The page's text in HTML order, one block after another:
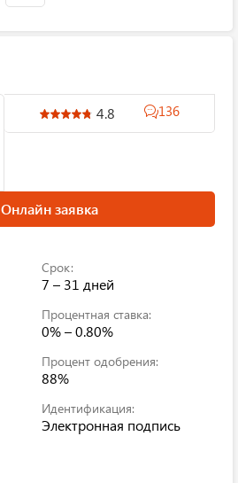
4.8 136
Онлайн заявка
Срок:
7 – 31 дней
Процентная ставка:
0% – 0.80%
Процент одобрения:
88%
Идентификация:
Электронная подпись